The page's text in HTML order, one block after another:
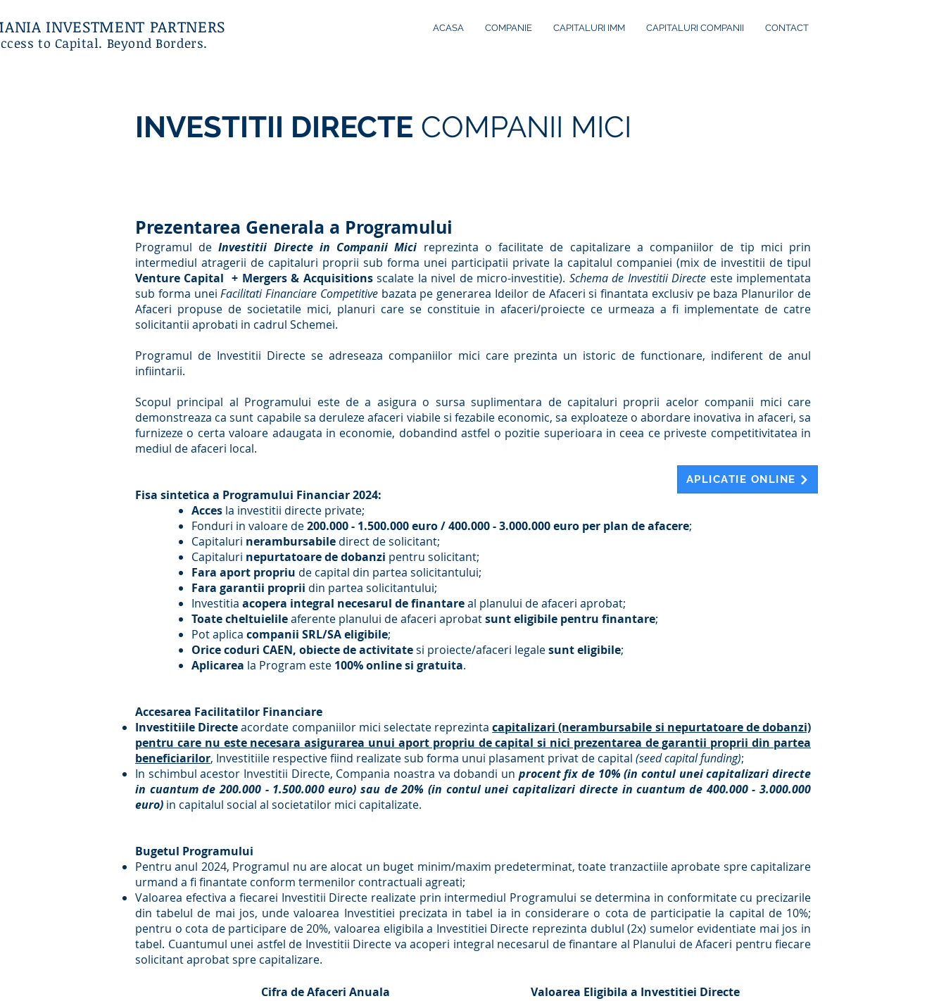
INVESTMENT PARTNERS
to Capital. Beyond Borders.
ACASA COMPANIE CAPITALURI IMM CAPITALURI COMPANII CONTACT
INVESTITII DIRECTE COMPANII MICI
Prezentarea Generala a Programului
Programul deInvestitii Directe in Companii Mici reprezinta o facilitate de capitalizare a companiilor de tip mici prin
intermediul atragerii de capitaluri proprii sub forma unei participatii private la capitalul companiei (mix de investitii de tipul
Venture Capital + Mergers & Acquisitionsscalate la nivel de micro-investitie). Schema de Investitii Directe este implementata
sub forma uneiFacilitati Financiare Competitivebazata pe generarea Ideilor de Afaceri si finantata exclusiv pe baza Planurilor de
Afaceri propuse de societatile mici, planuri care se constituie in afaceri/proiecte ce urmeaza a fi implementate de catre
solicitantii aprobati in cadrul Schemei.
Programul de Investitii Directe se adreseaza companiilor mici care prezinta un istoric de functionare, indiferent de anul
infiintarii.
Scopul principal al Programului este de a asigura o sursa suplimentara de capitaluri proprii acelor companii mici care
demonstreaza ca sunt capabile sa deruleze afaceri viabile si fezabile economic, sa exploateze o abordare inovativa in afaceri, sa
furnizeze o certa valoare adaugata in economie, dobandind astfel o pozitie superioara in ceea ce priveste competitivitatea in
mediul de afaceri local.
Fisa sintetica a Programului Financiar 2024:
Acces la investitii directe private;
Fonduri in valoare de200.000 - 1.500.000 euro / 400.000 - 3.000.000 euro per plan de afacere;
Capitaluri nerambursabile direct de solicitant;
Capitaluri nepurtatoare de dobanzi pentru solicitant;
Fara aport propriu de capital din partea solicitantului;
Fara garantii proprii din partea solicitantului;
Investitia acopera integral necesarul de finantareal planului de afaceri aprobat;
Toate cheltuielileaferente planului de afaceri aprobatsunt eligibile pentru finantare;
Pot aplica companii SRL/SA eligibile;
Orice coduri CAEN, obiecte de activitatesi proiecte/afaceri legalesunt eligibile;
Aplicarea la Program este 100% online si gratuita.
Accesarea Facilitatilor Financiare
Investitiile Directeacordate companiilor mici selectate reprezintacapitalizari (nerambursabile si nepurtatoare de dobanzi)
pentru care nu este necesara asigurarea unui aport propriu de capital si nici prezentarea de garantii proprii din partea
beneficiarilor, Investitiile respective fiind realizate sub forma unui plasament privat de capital (seed capital funding);
In schimbul acestor Investitii Directe, Compania noastra va dobandi un procent fix de 10% (in contul unei capitalizari directe
in cuantum de 200.000 - 1.500.000 euro) sau de 20% (in contul unei capitalizari directe in cuantum de 400.000 - 3.000.000
euro) in capitalul social al societatilor mici capitalizate.
Bugetul Programului
Pentru anul 2024, Programul nu are alocat un buget minim/maxim predeterminat, toate tranzactiile aprobate spre capitalizare
urmand a fi finantate conform termenilor contractuali agreati;
Valoarea efectiva a fiecarei Investitii Directe realizate prin intermediul Programului se determina in conformitate cu precizarile
din tabelul de mai jos, unde valoarea Investitiei precizata in tabel ia in considerare o cota de participatie la capital de 10%;
pentru o cota de participare de 20%, valoarea eligibila a Investitiei Directe reprezinta dublul (2x) sumelor evidentiate mai jos in
tabel. Cuantumul unei astfel de Investitii Directe va acoperi integral necesarul de finantare al Planului de Afaceri pentru fiecare
solicitant aprobat spre capitalizare.
APLICATIE ONLINE
Cifra de Afaceri Anuala
Valoarea Eligibila a Investitiei Directe